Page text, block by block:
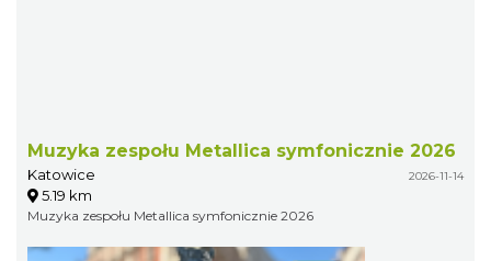
Muzyka zespołu Metallica symfonicznie 2026
Katowice 2026-11-14
5.19 km
Muzyka zespołu Metallica symfonicznie 2026